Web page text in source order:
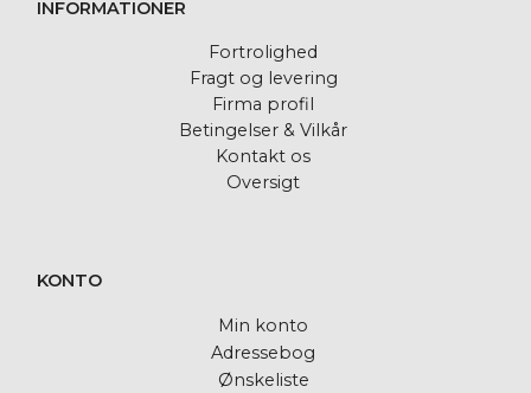
INFORMATIONER
Fortrolighed
Fragt og levering
Firma profil
Betingelser & Vilkår
Kontakt os
Oversigt
KONTO
Min konto
Adressebog
Ønskeliste